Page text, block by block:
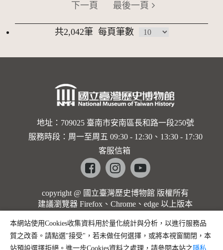
下一頁 最後一頁
共2,042筆 每頁筆數
地址：709025 臺南市安南區長和路一段250號
服務時段：周一至周五 09:30 - 12:30、13:30 - 17:30
客服信箱
Facebookinstagramyoutube
copyright @ 國立臺灣歷史博物館 版權所有
建議瀏覽器 Firefox、Chrome、edge 以上版本
本網站使用Cookies收集資料用於量化統計與分析，以進行服務品
質之改善。請點選"接受"，若未做任何選擇，或將本視窗關閉，本
站預設選擇拒絕。進一步Cookies資料之處理，請參閱本站之 隱私